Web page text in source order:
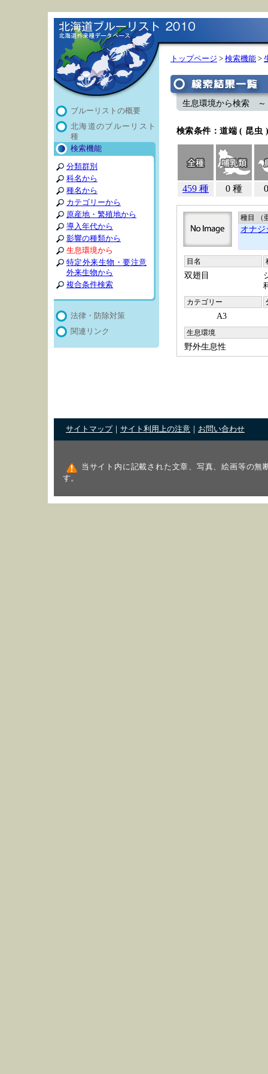
ブルーリストの概要
北海道のブルーリスト
種
検索機能
分類群別
科名から
種名から
カテゴリーから
原産地・繁殖地から
導入年代から
影響の種類から
生息環境から
特定外来生物・要注意
外来生物から
複合条件検索
法律・防除対策
関連リンク
トップページ > 検索機能 >
生息環境から検索
検索条件：道端 ( 昆虫
459 種 0 種
種目 （
オナジ
目名
双翅目
カテゴリー
A3
生息環境
野外生息性
サイトマップ サイト利用上の注意 お問い合わせ
当サイト内に記載された文章、写真、絵画等の無
す。